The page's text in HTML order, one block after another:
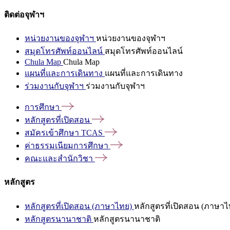
ติดต่อจุฬาฯ
หน่วยงานของจุฬาฯ หน่วยงานของจุฬาฯ
สมุดโทรศัพท์ออนไลน์ สมุดโทรศัพท์ออนไลน์
Chula Map Chula Map
แผนที่และการเดินทาง แผนที่และการเดินทาง
ร่วมงานกับจุฬาฯ ร่วมงานกับจุฬาฯ
การศึกษา
หลักสูตรที่เปิดสอน
สมัครเข้าศึกษา TCAS
ค่าธรรมเนียมการศึกษา
คณะและสำนักวิชา
หลักสูตร
หลักสูตรที่เปิดสอน (ภาษาไทย) หลักสูตรที่เปิดสอน (ภาษาไ
หลักสูตรนานาชาติ หลักสูตรนานาชาติ